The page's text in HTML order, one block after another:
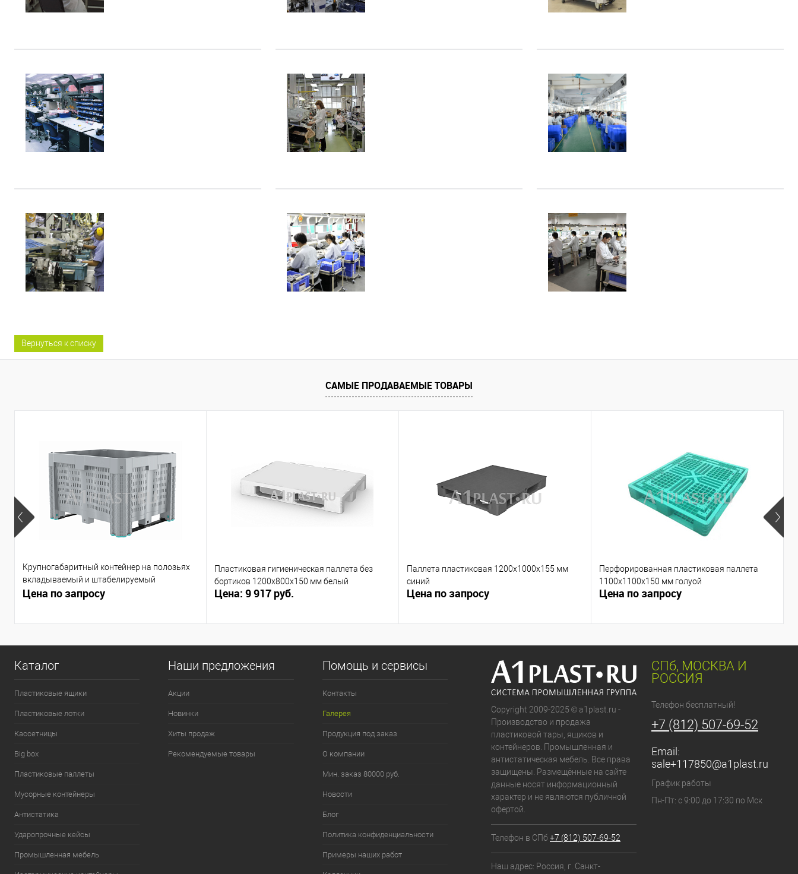
Вернуться к списку
САМЫЕ ПРОДАВАЕМЫЕ ТОВАРЫ
Крупногабаритный контейнер на полозьях
вкладываемый и штабелируемый
1200х1000х790 мм
Цена по запросу
Пластиковая гигиеническая паллета без
бортиков 1200х800х150 мм белый
Цена: 9 917 руб.
Паллета пластиковая 1200х1000х155 мм
синий
Цена по запросу
Перфорированная пластиковая паллета
1100х1100х150 мм голуой
Цена по запросу
Каталог
Пластиковые ящики
Пластиковые лотки
Кассетницы
Big box
Пластиковые паллеты
Мусорные контейнеры
Антистатика
Ударопрочные кейсы
Промышленная мебель
Наши предложения
Акции
Новинки
Хиты продаж
Рекомендуемые товары
Помощь и сервисы
Контакты
Галерея
Продукция под заказ
О компании
Мин. заказ 80000 руб.
Новости
Блог
Политика конфиденциальности
Примеры наших работ
Copyright 2009-2025 © a1plast.ru -
Производство и продажа
пластиковой тары, ящиков и
контейнеров. Промышленная и
антистатическая мебель. Все права
защищены. Размещённые на сайте
данные носят информационный
характер и не являются публичной
офертой.
Телефон в СПб +7 (812) 507-69-52
Наш адрес: Россия, г. Санкт-
СПб, МОСКВА И
РОССИЯ
Телефон бесплатный!
+7 (812) 507-69-52
Email:
sale+117850@a1plast.ru
График работы
Пн-Пт: с 9:00 до 17:30 по Мск